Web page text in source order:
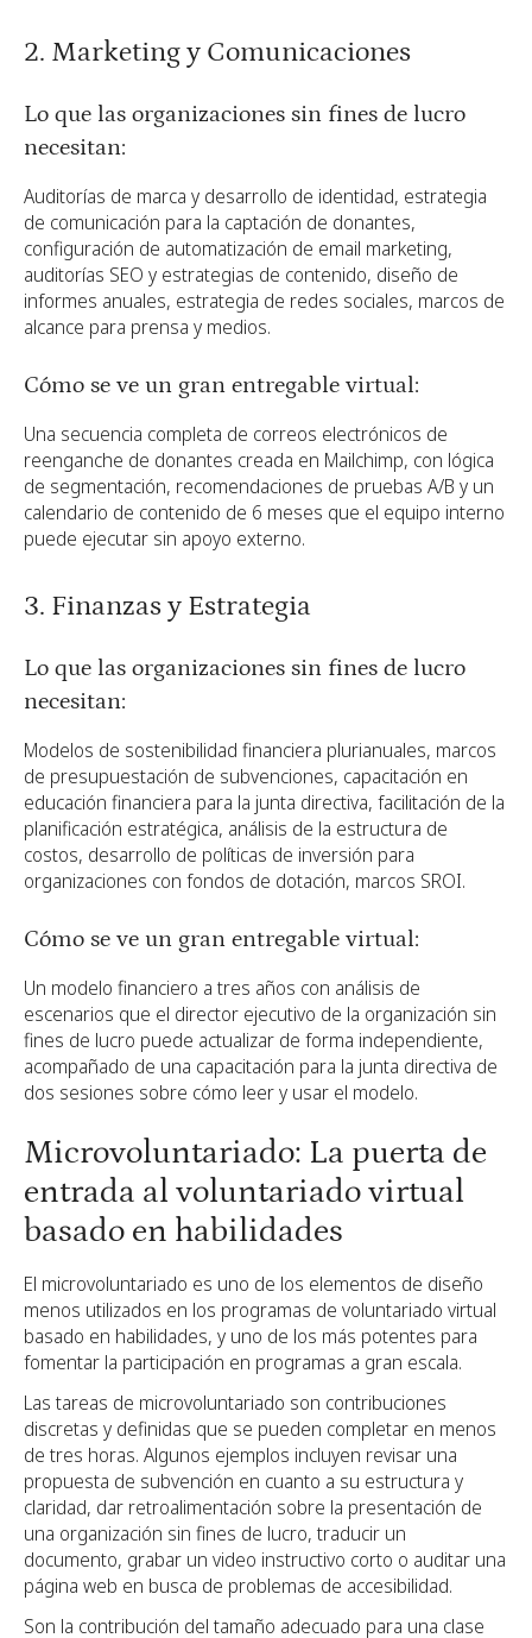
2. Marketing y Comunicaciones
Lo que las organizaciones sin fines de lucro
necesitan:
Auditorías de marca y desarrollo de identidad, estrategia
de comunicación para la captación de donantes,
configuración de automatización de email marketing,
auditorías SEO y estrategias de contenido, diseño de
informes anuales, estrategia de redes sociales, marcos de
alcance para prensa y medios.
Cómo se ve un gran entregable virtual:
Una secuencia completa de correos electrónicos de
reenganche de donantes creada en Mailchimp, con lógica
de segmentación, recomendaciones de pruebas A/B y un
calendario de contenido de 6 meses que el equipo interno
puede ejecutar sin apoyo externo.
3. Finanzas y Estrategia
Lo que las organizaciones sin fines de lucro
necesitan:
Modelos de sostenibilidad financiera plurianuales, marcos
de presupuestación de subvenciones, capacitación en
educación financiera para la junta directiva, facilitación de la
planificación estratégica, análisis de la estructura de
costos, desarrollo de políticas de inversión para
organizaciones con fondos de dotación, marcos SROI.
Cómo se ve un gran entregable virtual:
Un modelo financiero a tres años con análisis de
escenarios que el director ejecutivo de la organización sin
fines de lucro puede actualizar de forma independiente,
acompañado de una capacitación para la junta directiva de
dos sesiones sobre cómo leer y usar el modelo.
Microvoluntariado: La puerta de
entrada al voluntariado virtual
basado en habilidades
El microvoluntariado es uno de los elementos de diseño
menos utilizados en los programas de voluntariado virtual
basado en habilidades, y uno de los más potentes para
fomentar la participación en programas a gran escala.
Las tareas de microvoluntariado son contribuciones
discretas y definidas que se pueden completar en menos
de tres horas. Algunos ejemplos incluyen revisar una
propuesta de subvención en cuanto a su estructura y
claridad, dar retroalimentación sobre la presentación de
una organización sin fines de lucro, traducir un
documento, grabar un video instructivo corto o auditar una
página web en busca de problemas de accesibilidad.
Son la contribución del tamaño adecuado para una clase